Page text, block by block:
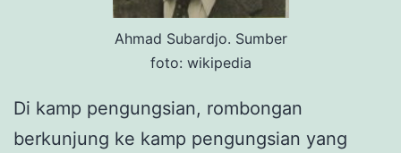
Ahmad Subardjo. Sumber
foto: wikipedia
Di kamp pengungsian, rombongan
berkunjung ke kamp pengungsian yang